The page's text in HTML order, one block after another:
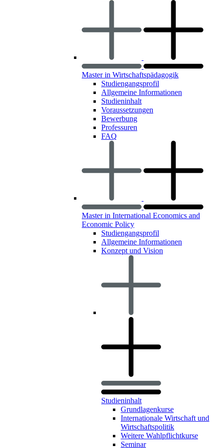
Master in Wirtschaftspädagogik
Studiengangsprofil
Allgemeine Informationen
Studieninhalt
Voraussetzungen
Bewerbung
Professuren
FAQ
Master in International Economics and
Economic Policy
Studiengangsprofil
Allgemeine Informationen
Konzept und Vision
Studieninhalt
Grundlagenkurse
Internationale Wirtschaft und
Wirtschaftspolitik
Weitere Wahlpflichtkurse
Seminar